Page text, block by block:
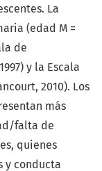
La
(edad M =
de
y la Escala
2010). Los
más
falta de
quienes
y conducta